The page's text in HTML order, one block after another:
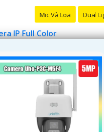
Mic Và Loa Dual
IP Full Color